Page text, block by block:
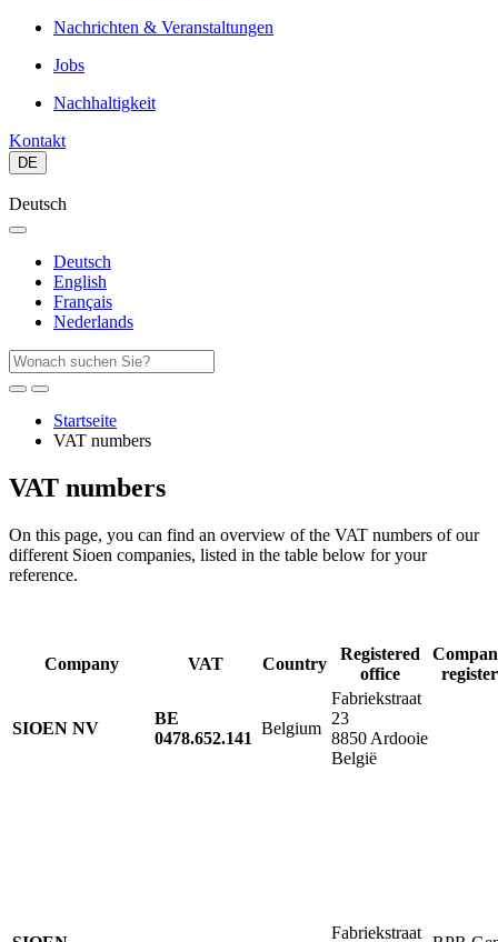
Nachrichten & Veranstaltungen
Jobs
Nachhaltigkeit
Kontakt
DE
Deutsch
Deutsch
English
Français
Nederlands
Startseite
VAT numbers
VAT numbers
On this page, you can find an overview of the VAT numbers of our
different Sioen companies, listed in the table below for your
reference.
Company VAT Country
Registered
office
register
SIOEN NV
BE
0478.652.141
Belgium
Fabriekstraat
23
8850 Ardooie
België
Fabriekstraat